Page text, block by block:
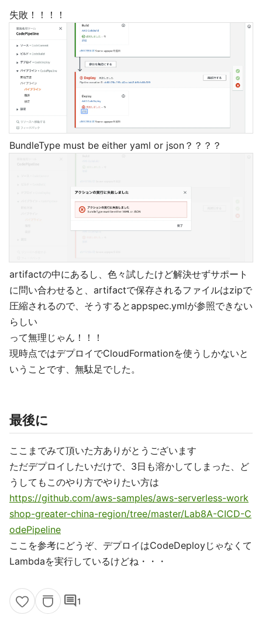
失敗！！！！
BundleType must be either yaml or json？？？？
artifactの中にあるし、色々試したけど解決せずサポート
に問い合わせると、artifactで保存されるファイルはzipで
圧縮されるので、そうするとappspec.ymlが参照できない
らしい
って無理じゃん！！！
現時点ではデプロイでCloudFormationを使うしかないと
いうことです、無駄足でした。
最後に
ここまでみて頂いた方ありがとうございます
ただデプロイしたいだけで、3日も溶かしてしまった、ど
うしてもこのやり方でやりたい方は
https://github.com/aws-samples/aws-serverless-work
shop-greater-china-region/tree/master/Lab8A-CICD-C
odePipeline
ここを参考にどうぞ、デプロイはCodeDeployじゃなくて
Lambdaを実行しているけどね・・・
comment1